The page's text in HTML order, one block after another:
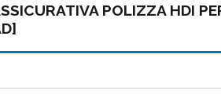
POLIZZA HDI